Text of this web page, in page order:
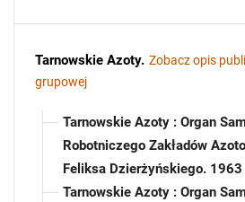
Tarnowskie Azoty. Zobacz opis
grupowej
Tarnowskie Azoty : Organ
Robotniczego Zakładów
Feliksa Dzierżyńskiego. 1963
Tarnowskie Azoty : Organ